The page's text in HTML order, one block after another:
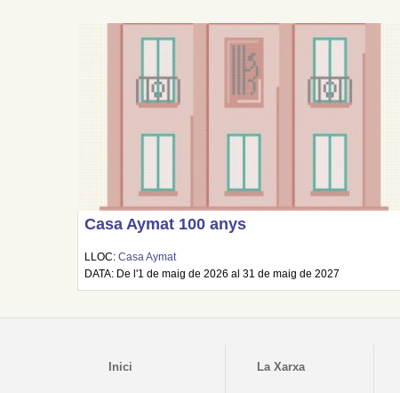
Casa Aymat 100 anys
LLOC:Casa Aymat
DATA: De l'1 de maig de 2026 al 31 de maig de 2027
Inici La Xarxa